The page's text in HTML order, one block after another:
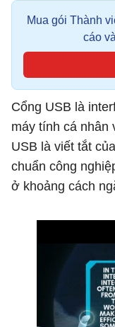
Mua gói Thành
cáo
Cổng USB là
máy tính cá nhân
USB là viết tắt
chuẩn công
ở khoảng cách